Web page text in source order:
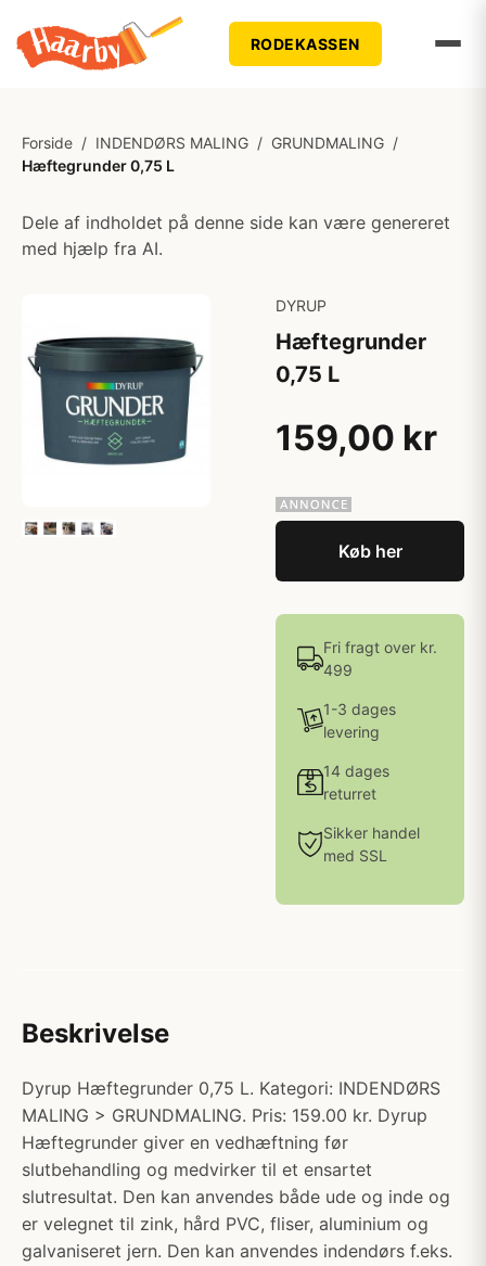
RODEKASSEN
Forside / INDENDØRS MALING / GRUNDMALING /
Hæftegrunder 0,75 L
Dele af indholdet på denne side kan være genereret
med hjælp fra AI.
DYRUP
Hæftegrunder
0,75 L
159,00 kr
Køb her
Fri fragt over kr.
499
1-3 dages
levering
14 dages
returret
Sikker handel
med SSL
Beskrivelse
Dyrup Hæftegrunder 0,75 L. Kategori: INDENDØRS
MALING > GRUNDMALING. Pris: 159.00 kr. Dyrup
Hæftegrunder giver en vedhæftning før
slutbehandling og medvirker til et ensartet
slutresultat. Den kan anvendes både ude og inde og
er velegnet til zink, hård PVC, fliser, aluminium og
galvaniseret jern. Den kan anvendes indendørs f.eks.